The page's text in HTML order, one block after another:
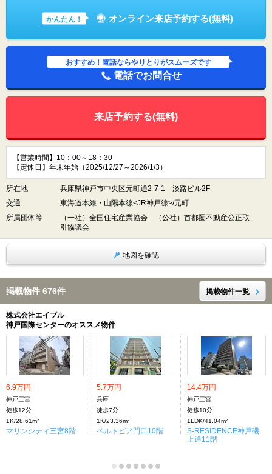
かんたん！ オンライン来店予約する(無料)
おすすめ！電話ならやりとりがスムーズです
電話でお問合せ
来店予約する(無料)
【営業時間】10：00～18：30
【定休日】年末年始（2025/12/27～2026/1/3）
所在地
兵庫県神戸市中央区元町通2-7-1 淡路ビル2F
交通
東海道本線・山陽本線<JR神戸線>/元町
所属団体等
（一社）全国住宅産業協会 （公社）首都圏不動産公正取
引協議会
地図を確認
掲載物件 676件 掲載物件一覧
株式会社エイブル
神戸国際センターのオススメ物件
6.9万円
神戸三宮
徒歩12分
1K/28.61m²
マリンシティ三宮8階
5.7万円
兵庫
徒歩7分
1K/23.36m²
ベルトピア門口10階
14.4万円
神戸三宮
徒歩10分
1LDK/41.04m²
S-RESIDENCE神戸磯
上通11階